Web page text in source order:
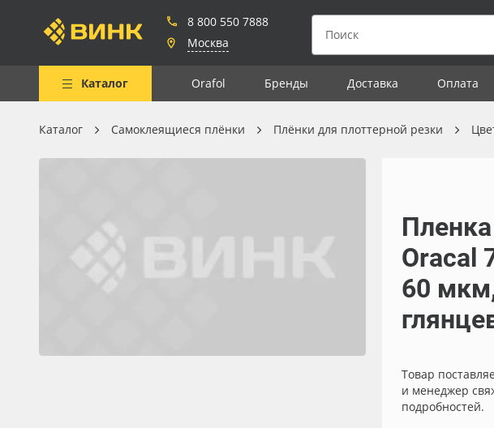
8 800 550 7888
Москва
Каталог Orafol Бренды Доставка Оплата
Весь каталог
Листовые материалы
Чернила
Каталог Самоклеящиеся плёнки Плёнки для плоттерной резки
Oracal
60
Товар
и менеджер
подробностей.